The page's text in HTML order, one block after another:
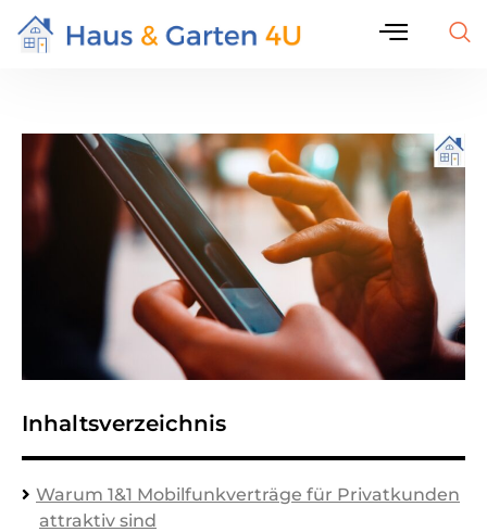
Inhaltsverzeichnis
Warum 1&1 Mobilfunkverträge für Privatkunden
attraktiv sind